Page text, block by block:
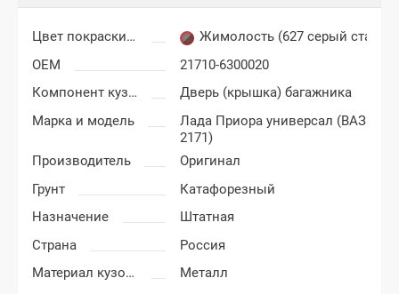
Цвет покраски Лада Приора
Жимолость (627 серый
OEM
21710-6300020
Компонент кузова
Дверь (крышка) багажника
Марка и модель
Лада Приора универсал (ВАЗ
2171)
Производитель
Оригинал
Грунт
Катафорезный
Назначение
Штатная
Страна
Россия
Материал кузовных деталей
Металл